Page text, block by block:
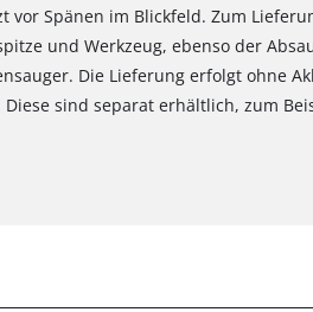
vor Spänen im Blickfeld. Zum
und Werkzeug, ebenso der
Die Lieferung erfolgt ohne
Diese sind separat erhältlich, zum